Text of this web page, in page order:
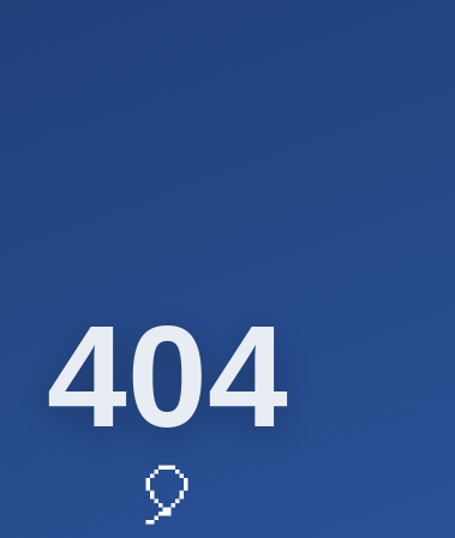
404
🎈